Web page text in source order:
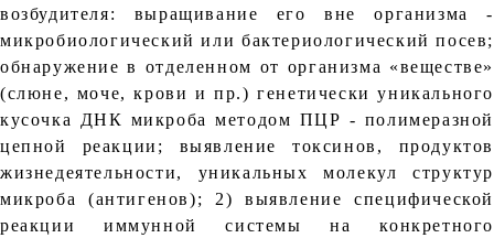
возбудителя: выращивание его вне организма -
микробиологический или бактериологический посев;
обнаружение в отделенном от организма «веществе»
(слюне, моче, крови и пр.) генетически уникального
кусочка ДНК микроба методом ПЦР - полимеразной
цепной реакции; выявление токсинов, продуктов
жизнедеятельности, уникальных молекул структур
микроба (антигенов); 2) выявление специфической
реакции иммунной системы на конкретного